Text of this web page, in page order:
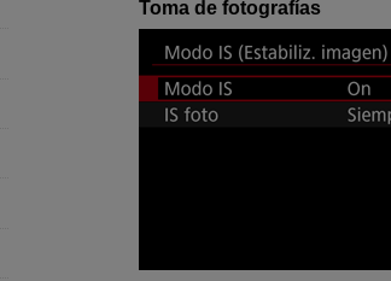
Toma de fotografías